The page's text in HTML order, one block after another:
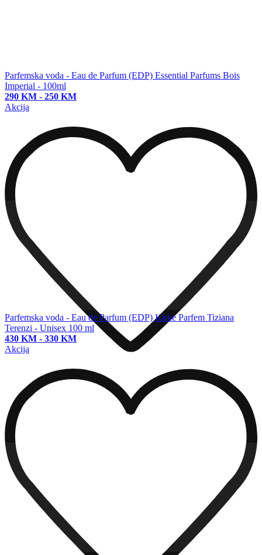
Parfemska voda - Eau de Parfum (EDP) Essential Parfums Bois
Imperial - 100ml
290 KM - 250 KM
Akcija
Parfemska voda - Eau de Parfum (EDP) Kirke Parfem Tiziana
Terenzi - Unisex 100 ml
430 KM - 330 KM
Akcija